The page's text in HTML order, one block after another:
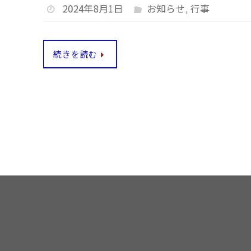
2024年8月1日 お知らせ, 行事
続きを読む